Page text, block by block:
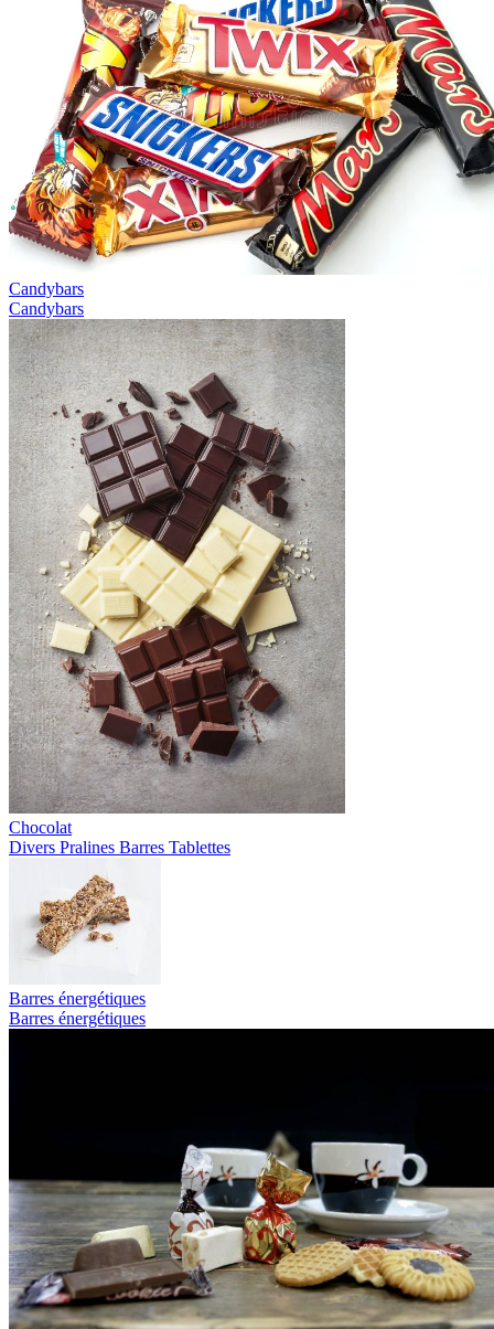
Candybars
Candybars
Chocolat
Divers Pralines Barres Tablettes
Barres énergétiques
Barres énergétiques